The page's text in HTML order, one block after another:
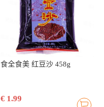
食全食美 红豆沙 458g
€ 1.99